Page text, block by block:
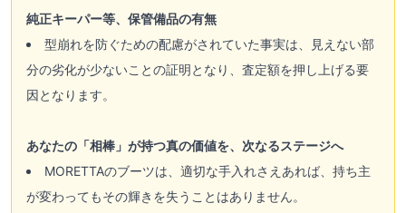
純正キーパー等、保管備品の有無
型崩れを防ぐための配慮がされていた事実は、見えない部
分の劣化が少ないことの証明となり、査定額を押し上げる要
因となります。
あなたの「相棒」が持つ真の価値を、次なるステージへ
MORETTAのブーツは、適切な手入れさえあれば、持ち主
が変わってもその輝きを失うことはありません。